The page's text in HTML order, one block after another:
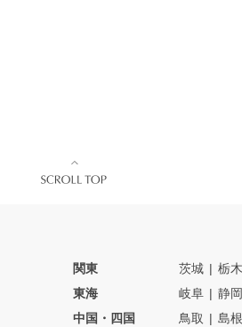
関東 茨城 栃木
東海 岐阜 静岡
中国・四国 鳥取 島根